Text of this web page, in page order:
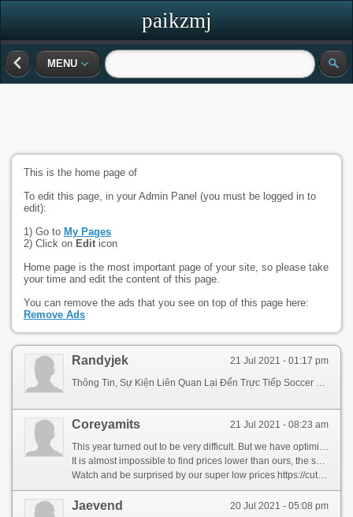
paikzmj
MENU
This is the home page of
To edit this page, in your Admin Panel (you must be logged in to
edit):
1) Go to My Pages
2) Click on Edit icon
Home page is the most important page of your site, so please take
your time and edit the content of this page.
You can remove the ads that you see on top of this page here:
Remove Ads
21 Jul 2021 - 01:17 pm
Randyjek
21 Jul 2021 - 08:23 am
Coreyamits
It is almost impossible to find prices lower than ours, the sale is at the cost price level.
Watch and be surprised by our super low prices https://cutt.us/6nChw
20 Jul 2021 - 05:08 pm
Jaevend